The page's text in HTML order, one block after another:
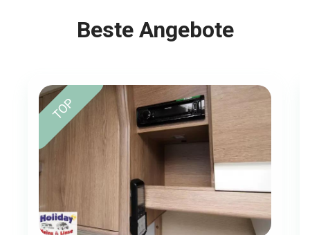
Beste Angebote
TOP